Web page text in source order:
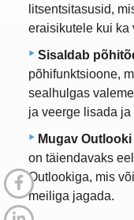
litsentsitasusid,
eraisikutele kui ka
Sisaldab
põhifunktsioone,
sealhulgas
ja veerge lisada ja
Mugav
on täiendavaks
Outlookiga, mis
meiliga jagada.